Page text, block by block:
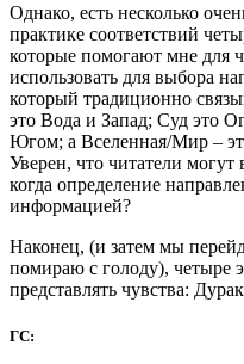
Однако, есть несколько
практике соответствий
которые помогают мне для
использовать для выбора
который традиционно
это Вода и Запад; Суд это
Югом; а Вселенная/Мир –
Уверен, что читатели могут
когда определение
информацией?
Наконец, (и затем мы
помираю с голоду), четыре
представлять чувства:
ГС: